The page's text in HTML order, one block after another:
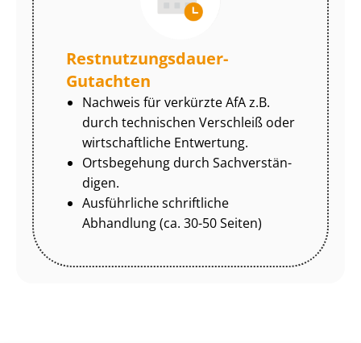
Rest­nut­zungs­dau­er-
Gutachten
Nachweis für verkürzte AfA z.B.
durch technischen Verschleiß oder
wirtschaftliche Entwertung.
Ortsbegehung durch Sach­ver­stän­
di­gen.
Ausführliche schriftliche
Abhandlung (ca. 30-50 Seiten)